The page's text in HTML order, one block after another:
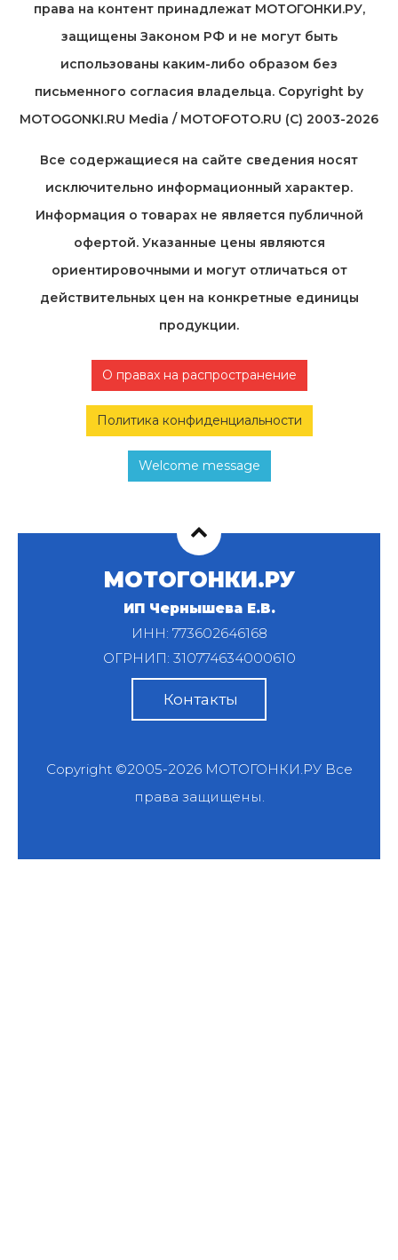
права на контент принадлежат МОТОГОНКИ.РУ,
защищены Законом РФ и не могут быть
использованы каким-либо образом без
письменного согласия владельца. Copyright by
MOTOGONKI.RU Media / MOTOFOTO.RU (C) 2003-2026
Все содержащиеся на cайте сведения носят
исключительно информационный характер.
Информация о товарах не является публичной
офертой. Указанные цены являются
ориентировочными и могут отличаться от
действительных цен на конкретные единицы
продукции.
О правах на распространение
Политика конфиденциальности
Welcome message
МОТОГОНКИ.РУ
ИП Чернышева Е.В.
ИНН: 773602646168
ОГРНИП: 310774634000610
Контакты
Copyright ©2005-2026 МОТОГОНКИ.РУВсе
права защищены.